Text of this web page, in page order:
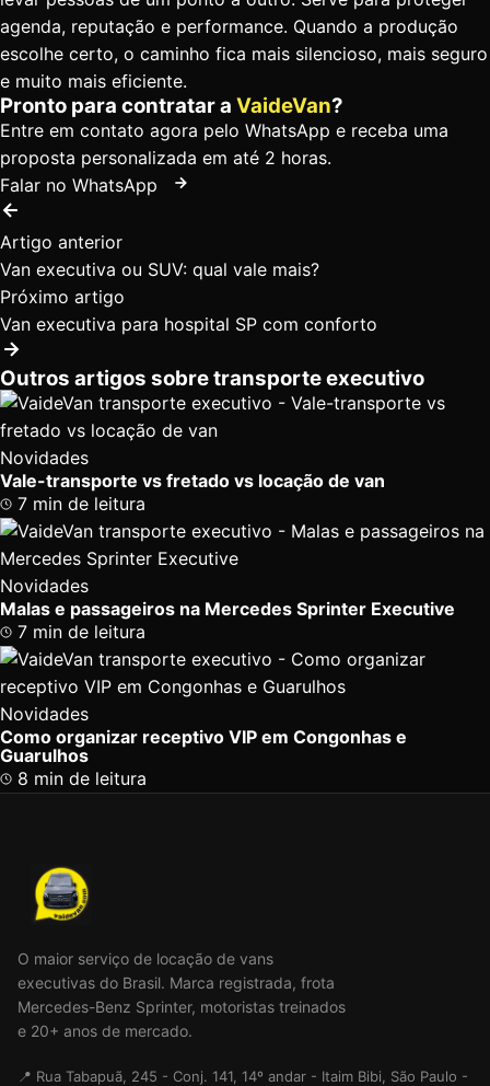
agenda, reputação e performance. Quando a produção
escolhe certo, o caminho fica mais silencioso, mais seguro
e muito mais eficiente.
Pronto para contratar a VaideVan?
Entre em contato agora pelo WhatsApp e receba uma
proposta personalizada em até 2 horas.
Falar no WhatsApp
Artigo anterior
Van executiva ou SUV: qual vale mais?
Próximo artigo
Van executiva para hospital SP com conforto
Outros artigos sobre transporte executivo
Novidades
Vale-transporte vs fretado vs locação de van
7 min de leitura
Novidades
Malas e passageiros na Mercedes Sprinter Executive
7 min de leitura
Novidades
Como organizar receptivo VIP em Congonhas e
Guarulhos
8 min de leitura
O maior serviço de locação de vans
executivas do Brasil. Marca registrada, frota
Mercedes-Benz Sprinter, motoristas treinados
e 20+ anos de mercado.
📍 Rua Tabapuã, 245 - Conj. 141, 14º andar - Itaim Bibi, São Paulo -